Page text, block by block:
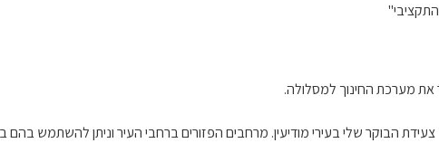
מערכת החינוך למסלולה.
הבוקר שלי בעירי מודיעין. מרחבים הפזורים ברחבי העיר וניתן להשתמש